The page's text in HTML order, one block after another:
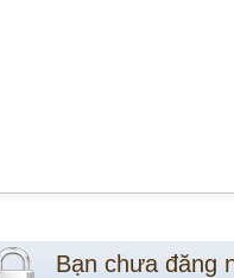
Bạn chưa đăng